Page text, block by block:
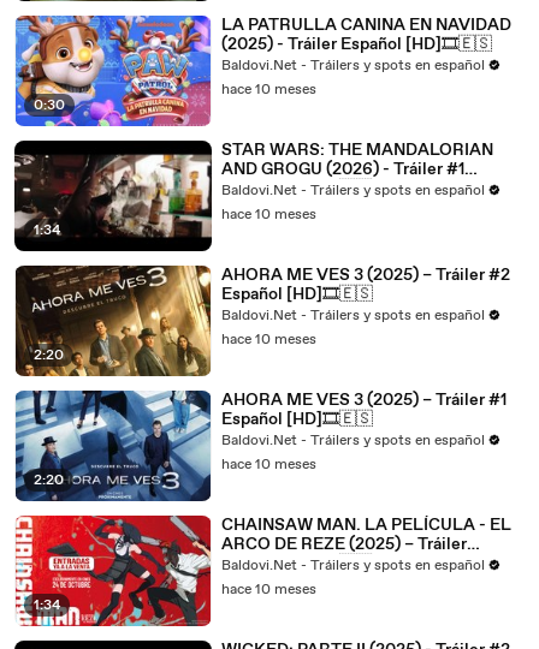
0:30
LA PATRULLA CANINA EN NAVIDAD
(2025) - Tráiler Español [HD]🎞️🇪🇸
Baldovi.Net - Tráilers y spots en español
hace 10 meses
1:34
STAR WARS: THE MANDALORIAN
AND GROGU (2026) - Tráiler #1
Español [HD]🎞️🇪🇸
Baldovi.Net - Tráilers y spots en español
hace 10 meses
2:20
AHORA ME VES 3 (2025) – Tráiler #2
Español [HD]🎞️🇪🇸
Baldovi.Net - Tráilers y spots en español
hace 10 meses
2:20
AHORA ME VES 3 (2025) – Tráiler #1
Español [HD]🎞️🇪🇸
Baldovi.Net - Tráilers y spots en español
hace 10 meses
1:34
CHAINSAW MAN. LA PELÍCULA - EL
ARCO DE REZE (2025) – Tráiler
Español [HD]🎞️🇪🇸
Baldovi.Net - Tráilers y spots en español
hace 10 meses